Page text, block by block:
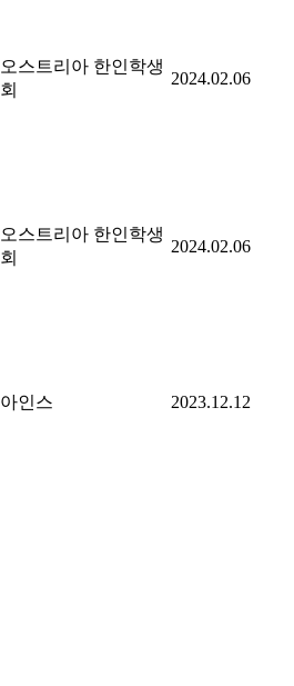
오스트리아 한인학생
회
2024.02.06
오스트리아 한인학생
회
2024.02.06
아인스 2023.12.12